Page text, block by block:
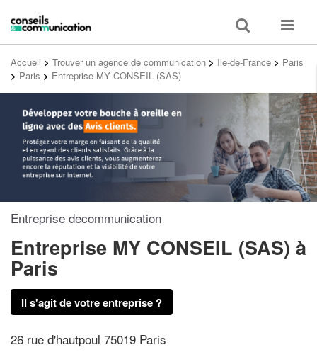
Toggle
search
Toggle
Accueil > Trouver un agence de communication > Ile-de-France > Paris
> Paris > Entreprise MY CONSEIL (SAS)
Entreprise decommunication
Entreprise MY CONSEIL (SAS) à
Paris
Il s'agit de votre entreprise ?
26 rue d'hautpoul 75019 Paris